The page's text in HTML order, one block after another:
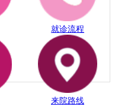
就诊流程
来院路线